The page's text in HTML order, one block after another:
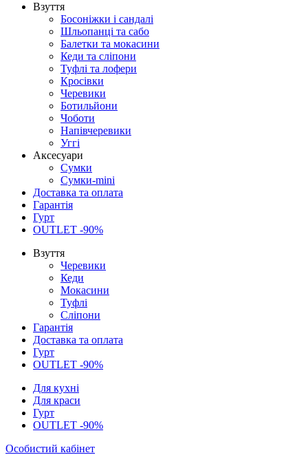
Взуття
Босоніжки і сандалі
Шльопанці та сабо
Балетки та мокасини
Кеди та сліпони
Туфлі та лофери
Кросівки
Черевики
Ботильйони
Чоботи
Напівчеревики
Уггі
Аксесуари
Сумки
Сумки-mini
Доставка та оплата
Гарантія
Гурт
OUTLET -90%
Взуття
Черевики
Кеди
Мокасини
Туфлі
Сліпони
Гарантія
Доставка та оплата
Гурт
OUTLET -90%
Для кухні
Для краси
Гурт
OUTLET -90%
Особистий кабінет